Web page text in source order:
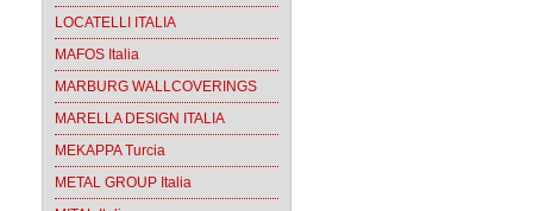
LOCATELLI ITALIA
MAFOS Italia
MARBURG WALLCOVERINGS
MARELLA DESIGN ITALIA
MEKAPPA Turcia
METAL GROUP Italia